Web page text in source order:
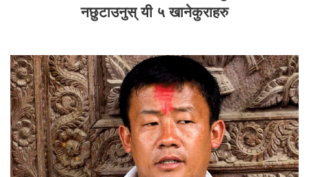
नछुटाउनुस् यी ५ खानेकुराहरु